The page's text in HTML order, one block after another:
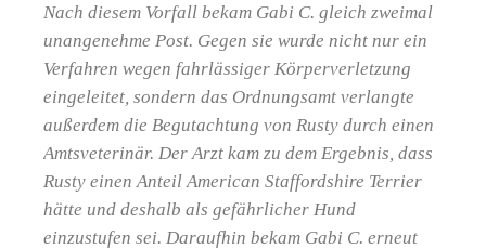
Nach diesem Vorfall bekam Gabi C. gleich zweimal
unangenehme Post. Gegen sie wurde nicht nur ein
Verfahren wegen fahrlässiger Körperverletzung
eingeleitet, sondern das Ordnungsamt verlangte
außerdem die Begutachtung von Rusty durch einen
Amtsveterinär. Der Arzt kam zu dem Ergebnis, dass
Rusty einen Anteil American Staffordshire Terrier
hätte und deshalb als gefährlicher Hund
einzustufen sei. Daraufhin bekam Gabi C. erneut